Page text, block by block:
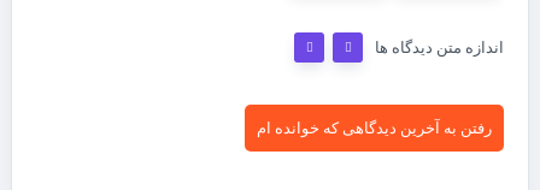
اندازه متن دیدگاه ها
رفتن به آخرین دیدگاهی که خوانده ام